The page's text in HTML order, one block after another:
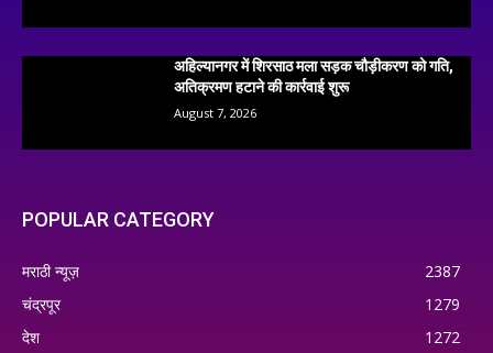
अहिल्यानगर में शिरसाठ मला सड़क चौड़ीकरण को गति,
अतिक्रमण हटाने की कार्रवाई शुरू
August 7, 2026
POPULAR CATEGORY
मराठी न्यूज़
2387
चंद्रपूर
1279
देश
1272